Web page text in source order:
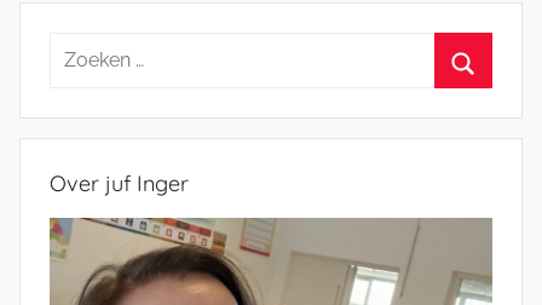
Zoeken
Over juf Inger